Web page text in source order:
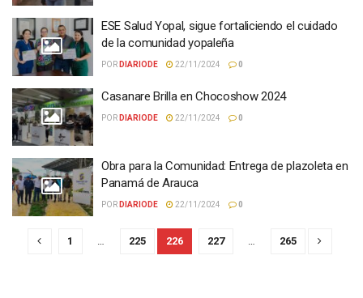
ESE Salud Yopal, sigue fortaliciendo el cuidado
de la comunidad yopaleña
POR DIARIODE 22/11/2024 0
Casanare Brilla en Chocoshow 2024
POR DIARIODE 22/11/2024 0
Obra para la Comunidad: Entrega de plazoleta en
Panamá de Arauca
POR DIARIODE 22/11/2024 0
1 225 226 227 265